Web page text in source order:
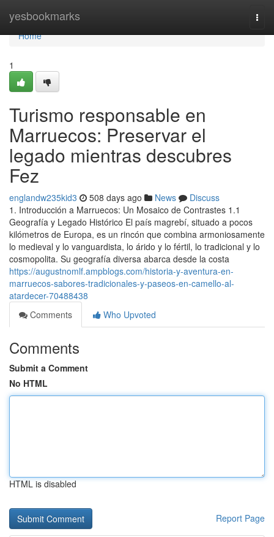
yesbookmarks
Home
Home
1
Turismo responsable en
Marruecos: Preservar el
legado mientras descubres
Fez
englandw235kid3 508 days ago News
Discuss
1. Introducción a Marruecos: Un Mosaico de Contrastes 1.1
Geografía y Legado Histórico El país magrebí, situado a pocos
kilómetros de Europa, es un rincón que combina armoniosamente
lo medieval y lo vanguardista, lo árido y lo fértil, lo tradicional y lo
cosmopolita. Su geografía diversa abarca desde la costa
https://augustnomlf.ampblogs.com/historia-y-aventura-en-
marruecos-sabores-tradicionales-y-paseos-en-camello-al-
atardecer-70488438
Comments
Who Upvoted
Comments
Submit a Comment
No HTML
HTML is disabled
Report Page